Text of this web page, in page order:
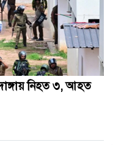
দাঙ্গায় নিহত ৩, আহত